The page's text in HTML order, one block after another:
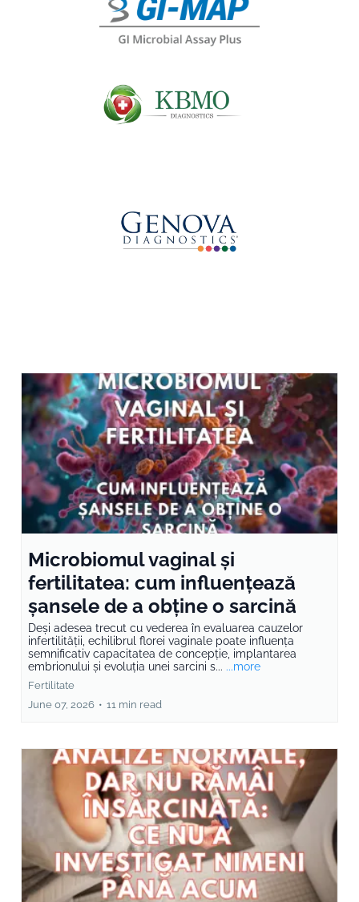
Microbiomul vaginal și
fertilitatea: cum influențează
șansele de a obține o sarcină
Deși adesea trecut cu vederea în evaluarea cauzelor
infertilității, echilibrul florei vaginale poate influența
semnificativ capacitatea de concepție, implantarea
embrionului și evoluția unei sarcini s... ...more
Fertilitate
June 07, 2026 • 11 min read